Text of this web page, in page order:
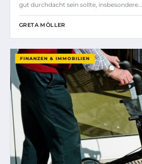
gut durchdacht sein sollte, insbesondere…
GRETA MÖLLER
FINANZEN & IMMOBILIEN